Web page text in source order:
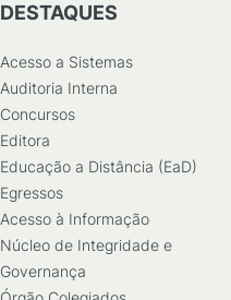
DESTAQUES
Acesso a Sistemas
Auditoria Interna
Concursos
Editora
Educação a Distância (EaD)
Egressos
Acesso à Informação
Núcleo de Integridade e
Governança